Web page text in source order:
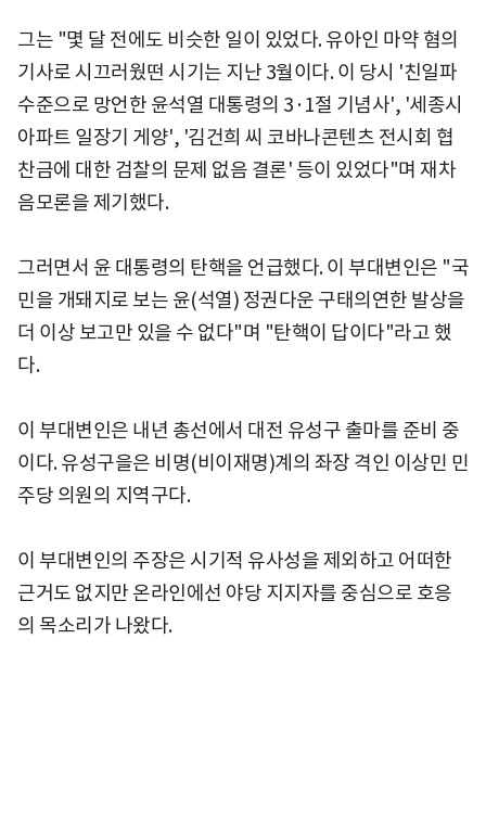
그는 "몇 달 전에도 비슷한 일이 있었다. 유아인 마약 혐의
기사로 시끄러웠떤 시기는 지난 3월이다. 이 당시 '친일파
수준으로 망언한 윤석열 대통령의 3·1절 기념사', '세종시
아파트 일장기 게양', '김건희 씨 코바나콘텐츠 전시회 협
찬금에 대한 검찰의 문제 없음 결론' 등이 있었다"며 재차
음모론을 제기했다.
그러면서 윤 대통령의 탄핵을 언급했다. 이 부대변인은 "국
민을 개돼지로 보는 윤(석열) 정권다운 구태의연한 발상을
더 이상 보고만 있을 수 없다"며 "탄핵이 답이다"라고 했
다.
이 부대변인은 내년 총선에서 대전 유성구 출마를 준비 중
이다. 유성구을은 비명(비이재명)계의 좌장 격인 이상민 민
주당 의원의 지역구다.
이 부대변인의 주장은 시기적 유사성을 제외하고 어떠한
근거도 없지만 온라인에선 야당 지지자를 중심으로 호응
의 목소리가 나왔다.